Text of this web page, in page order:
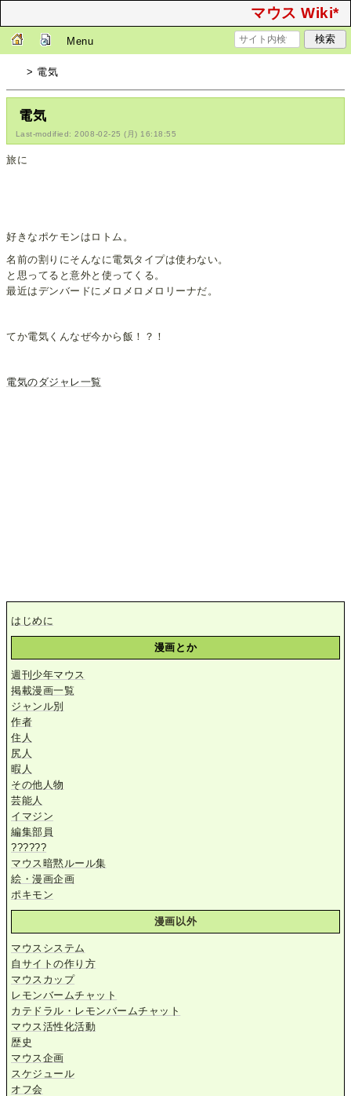
マウス Wiki*
Menu
> 電気
電気
Last-modified: 2008-02-25 (月) 16:18:55
旅に
好きなポケモンはロトム。
名前の割りにそんなに電気タイプは使わない。
と思ってると意外と使ってくる。
最近はデンバードにメロメロメロリーナだ。
てか電気くんなぜ今から飯！？！
電気のダジャレ一覧
はじめに
漫画とか
週刊少年マウス
掲載漫画一覧
ジャンル別
作者
住人
尻人
暇人
その他人物
芸能人
イマジン
編集部員
??????
マウス暗黙ルール集
絵・漫画企画
ポキモン
漫画以外
マウスシステム
自サイトの作り方
マウスカップ
レモンバームチャット
カテドラル・レモンバームチャット
マウス活性化活動
歴史
マウス企画
スケジュール
オフ会